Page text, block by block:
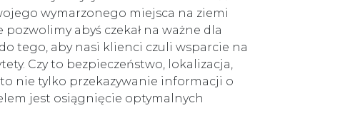
wymarzonego miejsca na ziemi
abyś czekał na ważne dla
tego, aby nasi klienci czuli wsparcie na
Czy to bezpieczeństwo, lokalizacja,
to nie tylko przekazywanie informacji o
jest osiągnięcie optymalnych